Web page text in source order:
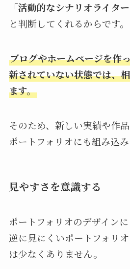
「活動的なシナリオライタ
と判断してくれるからです。
ブログやホームページを作
新されていない状態では、
ます。
そのため、新しい実績や作品
ポートフォリオにも組み込み
見やすさを意識する
ポートフォリオのデザインに
逆に見にくいポートフォリ
は少なくありません。